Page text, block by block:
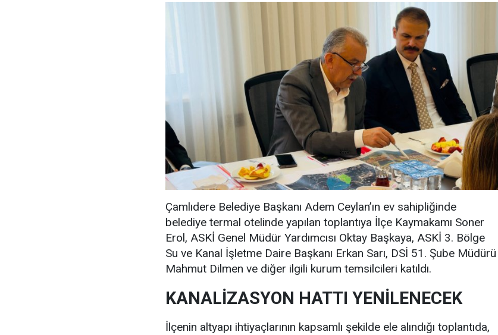
Çamlıdere Belediye Başkanı Adem Ceylan’ın ev sahipliğinde
belediye termal otelinde yapılan toplantıya İlçe Kaymakamı Soner
Erol, ASKİ Genel Müdür Yardımcısı Oktay Başkaya, ASKİ 3. Bölge
Su ve Kanal İşletme Daire Başkanı Erkan Sarı, DSİ 51. Şube Müdürü
Mahmut Dilmen ve diğer ilgili kurum temsilcileri katıldı.
KANALİZASYON HATTI YENİLENECEK
İlçenin altyapı ihtiyaçlarının kapsamlı şekilde ele alındığı toplantıda,